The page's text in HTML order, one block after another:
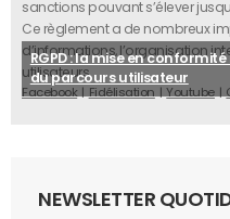
RGPD : la mise en
du parcours utilisateur
sanctions pouvant s’élever
Ce règlement a de nombreux
d’informations, l’organisation
utilisateurs.
Facebook
Fidélisation Youtube
NEWSLETTER